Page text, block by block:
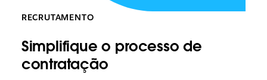
RECRUTAMENTO
Simplifique o processo de
contratação